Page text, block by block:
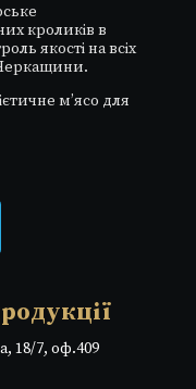
кроликів в
якості на всіх
м’ясо для
18/7, оф.409